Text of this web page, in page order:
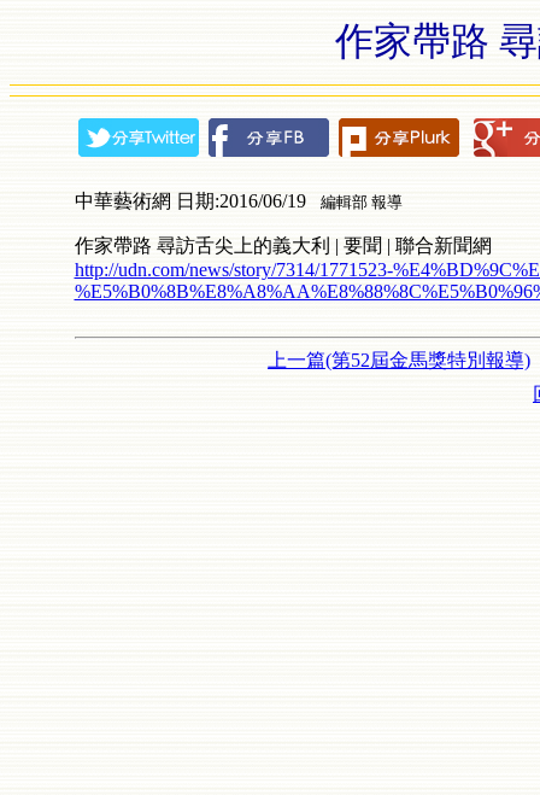
作家帶路
中華藝術網 日期:2016/06/19 編輯部 報導
作家帶路 尋訪舌尖上的義大利 | 要聞 | 聯合新聞網
http://udn.com/news/story/7314/1771523-
上一篇(第52屆金馬獎特別報導)